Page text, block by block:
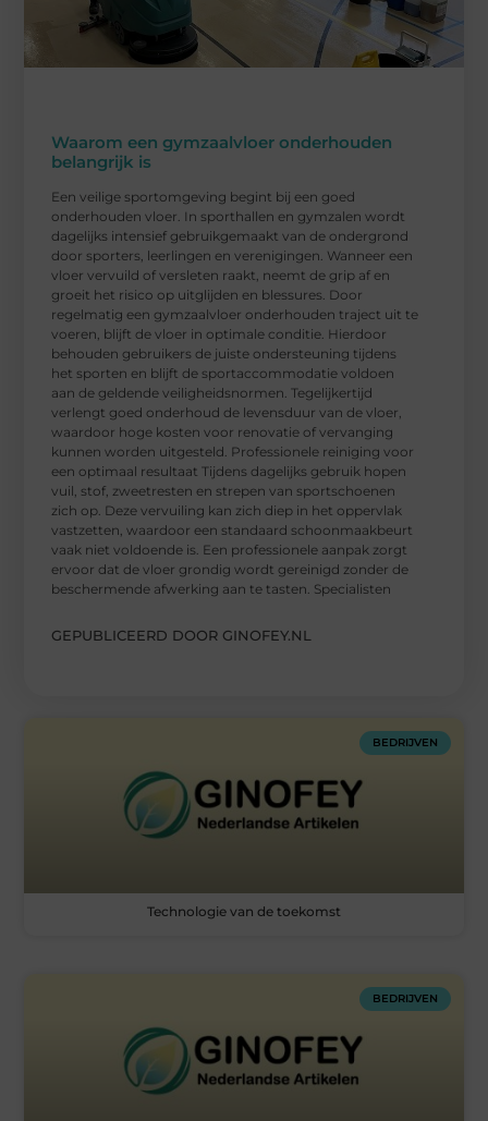
Waarom een gymzaalvloer onderhouden
belangrijk is
Een veilige sportomgeving begint bij een goed
onderhouden vloer. In sporthallen en gymzalen wordt
dagelijks intensief gebruikgemaakt van de ondergrond
door sporters, leerlingen en verenigingen. Wanneer een
vloer vervuild of versleten raakt, neemt de grip af en
groeit het risico op uitglijden en blessures. Door
regelmatig een gymzaalvloer onderhouden traject uit te
voeren, blijft de vloer in optimale conditie. Hierdoor
behouden gebruikers de juiste ondersteuning tijdens
het sporten en blijft de sportaccommodatie voldoen
aan de geldende veiligheidsnormen. Tegelijkertijd
verlengt goed onderhoud de levensduur van de vloer,
waardoor hoge kosten voor renovatie of vervanging
kunnen worden uitgesteld. Professionele reiniging voor
een optimaal resultaat Tijdens dagelijks gebruik hopen
vuil, stof, zweetresten en strepen van sportschoenen
zich op. Deze vervuiling kan zich diep in het oppervlak
vastzetten, waardoor een standaard schoonmaakbeurt
vaak niet voldoende is. Een professionele aanpak zorgt
ervoor dat de vloer grondig wordt gereinigd zonder de
beschermende afwerking aan te tasten. Specialisten
GEPUBLICEERD DOOR GINOFEY.NL
BEDRIJVEN
Technologie van de toekomst
BEDRIJVEN